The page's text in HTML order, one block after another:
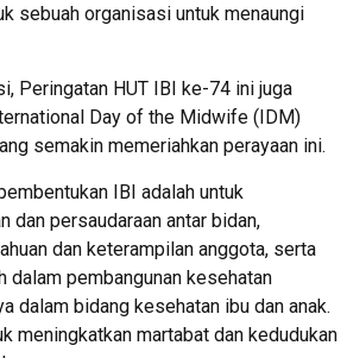
sebuah organisasi untuk menaungi
Peringatan HUT IBI ke-74 ini juga
Day of the Midwife (IDM)
semakin memeriahkan perayaan ini.
IBI adalah untuk
dan persaudaraan antar bidan,
dan keterampilan anggota, serta
dalam pembangunan kesehatan
dalam bidang kesehatan ibu dan anak.
meningkatkan martabat dan kedudukan